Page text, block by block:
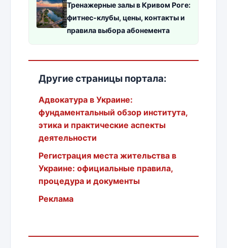
Тренажерные залы в Кривом Роге:
фитнес-клубы, цены, контакты и
правила выбора абонемента
Другие страницы портала:
Адвокатура в Украине:
фундаментальный обзор института,
этика и практические аспекты
деятельности
Регистрация места жительства в
Украине: официальные правила,
процедура и документы
Реклама